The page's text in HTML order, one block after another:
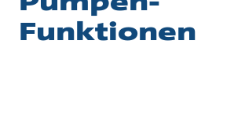
Funktionen